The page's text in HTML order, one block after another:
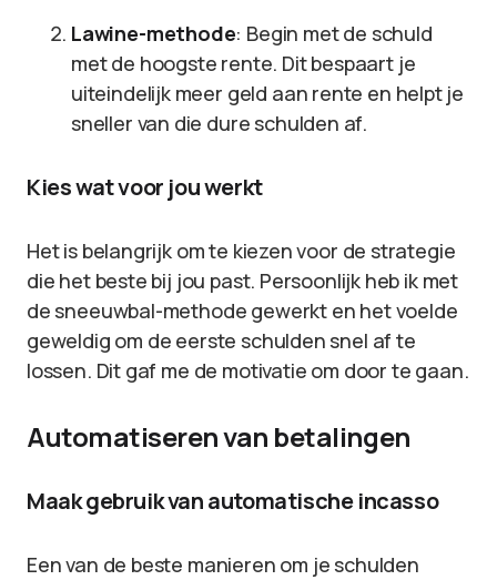
Lawine-methode: Begin met de schuld
met de hoogste rente. Dit bespaart je
uiteindelijk meer geld aan rente en helpt je
sneller van die dure schulden af.
Kies wat voor jou werkt
Het is belangrijk om te kiezen voor de strategie
die het beste bij jou past. Persoonlijk heb ik met
de sneeuwbal-methode gewerkt en het voelde
geweldig om de eerste schulden snel af te
lossen. Dit gaf me de motivatie om door te gaan.
Automatiseren van betalingen
Maak gebruik van automatische incasso
Een van de beste manieren om je schulden